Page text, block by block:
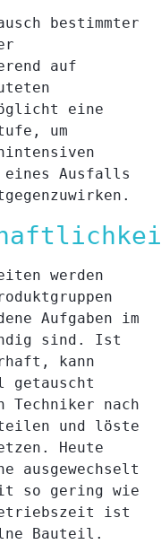
bestimmter
auf
eine
um
eines Ausfalls
werden
Aufgaben im
sind. Ist
kann
getauscht
Techniker nach
und löste
Heute
ausgewechselt
so gering wie
ist
Bauteil.